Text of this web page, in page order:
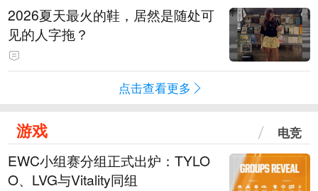
2026夏天最火的鞋，居然是随处可
见的人字拖？
点击查看更多
游戏 电竞
EWC小组赛分组正式出炉：TYLO
O、LVG与Vitality同组